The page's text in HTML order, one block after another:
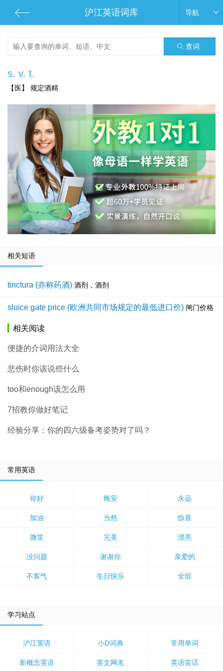
沪江英语词库 导航
查词
s. v. t.
【医】 规定酒精
相关短语
tinctura (亦称药酒) 酒剂，酒剂
sluice gate price (欧洲共同市场规定的最低进口价) 闸门价格
相关阅读
便捷的介词用法大全
悲伤时你该说些什么
too和enough该怎么用
7招教你做好笔记
经验分享：你的四六级备考姿势对了吗？
常用英语
你好 晚安 永远
加油 当然 惊喜
微笑 完美 漂亮
没问题 谢谢你 亲爱的
不客气 生日快乐 全部
学习站点
沪江英语 小D词典 常用单词
新概念英语 英文网名 英语笑话